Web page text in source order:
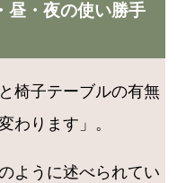
・夜の使い勝手
椅子テーブルの有無
わります」。
ように述べられてい